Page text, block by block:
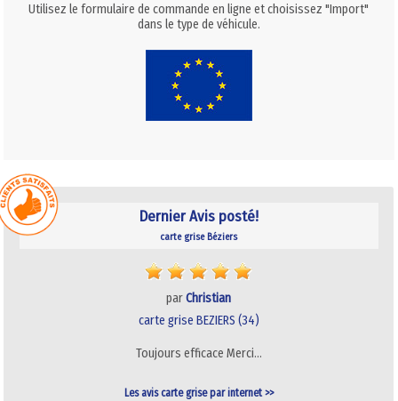
Utilisez le formulaire de commande en ligne et choisissez "Import"
dans le type de véhicule.
Dernier Avis posté!
carte grise Béziers
parChristian
carte grise BEZIERS (34)
Toujours efficace Merci…
Les avis carte grise par internet >>